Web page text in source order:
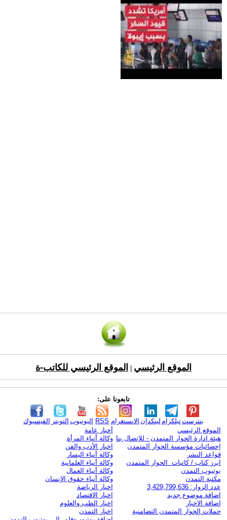
الموقع الرئيسي الموقع الرئيسي للكاتب-ة
تابعونا على:
الفيسبوك التويتر اليوتيوب RSS الانستغرام لينكدإن تيلكرامبنترست
الموقع الرئيسي
هيئة ادارة الحوار المتمدن - للإتصال بنا
إحصائيات مؤسسة الحوار المتمدن
قواعد النشر
ابرز كتاب / كاتبات الحوار المتمدن
يوتيوب التمدن
مكتبة التمدن
عدد الزوار: 3,429,799,636
اضافة موضوع جديد
اضافة الاخبار
حملات الحوار المتمدن التضامنية
أخبار عامة
وكالة أنباء المرأة
اخبار الأدب والفن
وكالة أنباء اليسار
وكالة أنباء العلمانية
وكالة أنباء العمال
وكالة أنباء حقوق الإنسان
اخبار الرياضة
اخبار الاقتصاد
اخبار الطب والعلوم
اخبار التمدن